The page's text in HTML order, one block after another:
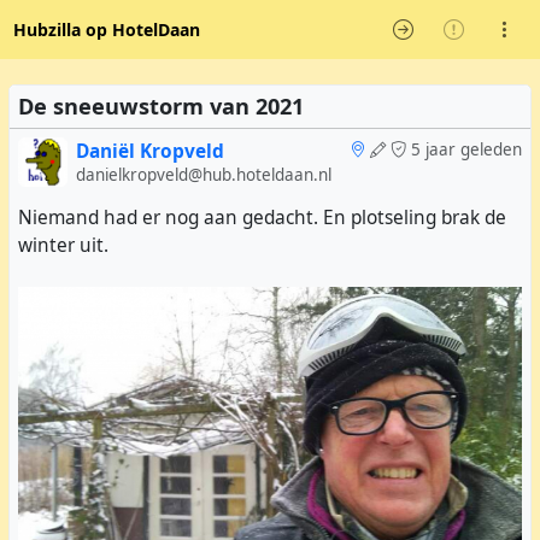
Hubzilla op HotelDaan
De sneeuwstorm van 2021
5 jaar geleden
Daniël Kropveld
danielkropveld@hub.hoteldaan.nl
Niemand had er nog aan gedacht. En plotseling brak de
winter uit.